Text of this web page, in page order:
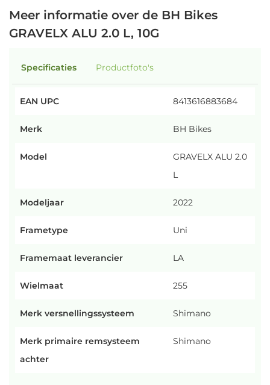
Meer informatie over de BH Bikes
GRAVELX ALU 2.0 L, 10G
Specificaties Productfoto's
EAN UPC 8413616883684
Merk BH Bikes
Model
GRAVELX ALU 2.0
L
Modeljaar 2022
Frametype Uni
Framemaat leverancier LA
Wielmaat 255
Merk versnellingssysteem Shimano
Merk primaire remsysteem
achter
Shimano